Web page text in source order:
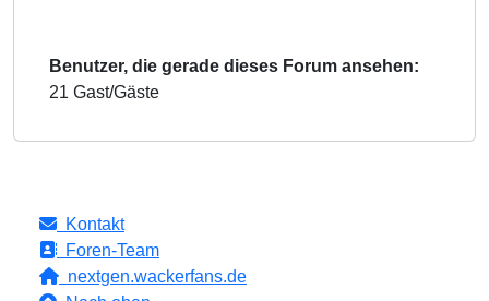
Benutzer, die gerade dieses Forum ansehen:
21 Gast/Gäste
Kontakt
Foren-Team
nextgen.wackerfans.de